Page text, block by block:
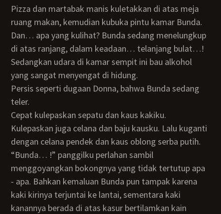
Pizza dan martabak manis kuletakkan di atas meja
ruang makan, kemudian kubuka pintu kamar Bunda.
Dan… apa yang kulihat? Bunda sedang menelungkup
di atas ranjang, dalam keadaan… telanjang bulat…!
Sedangkan udara di kamar sempit ini bau alkohol
yang sangat menyengat di hidung.
Persis seperti dugaan Donna, bahwa Bunda sedang
teler.
Cepat kulepaskan sepatu dan kaus kakiku.
Kulepaskan juga celana dan baju kausku. Lalu kuganti
dengan celana pendek dan kaus oblong serba putih.
“Bunda… !” panggilku perlahan sambil
menggoyangkan bokongnya yang tidak tertutup apa
- apa. Bahkan kemaluan Bunda pun tampak karena
kaki kirinya terjuntai ke lantai, sementara kaki
kanannya berada di atas kasur bertilamkan kain